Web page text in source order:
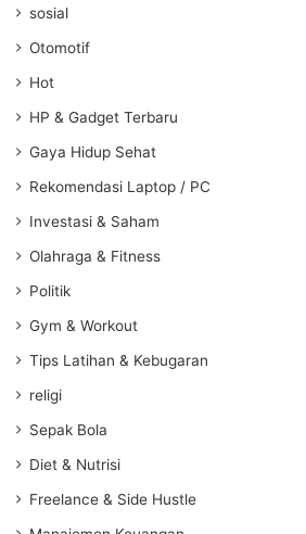
sosial
Otomotif
Hot
HP & Gadget Terbaru
Gaya Hidup Sehat
Rekomendasi Laptop / PC
Investasi & Saham
Olahraga & Fitness
Politik
Gym & Workout
Tips Latihan & Kebugaran
religi
Sepak Bola
Diet & Nutrisi
Freelance & Side Hustle